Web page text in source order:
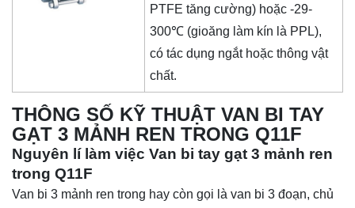
PTFE tăng cường) hoặc -29-
300℃ (gioăng làm kín là PPL),
có tác dụng ngắt hoặc thông vật
chất.
THÔNG SỐ KỸ THUẬT VAN BI TAY
GẠT 3 MẢNH REN TRONG Q11F
Nguyên lí làm việc Van bi tay gạt 3 mảnh ren
trong Q11F
Van bi 3 mảnh ren trong hay còn gọi là van bi 3 đoạn, chủ